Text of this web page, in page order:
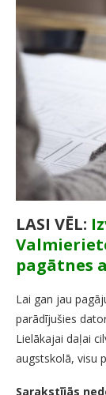
LASI VĒL:
pagātnes
Lai gan jau
parādījušies
Lielākajai daļai
augstskolā, visu
Sarakstījās